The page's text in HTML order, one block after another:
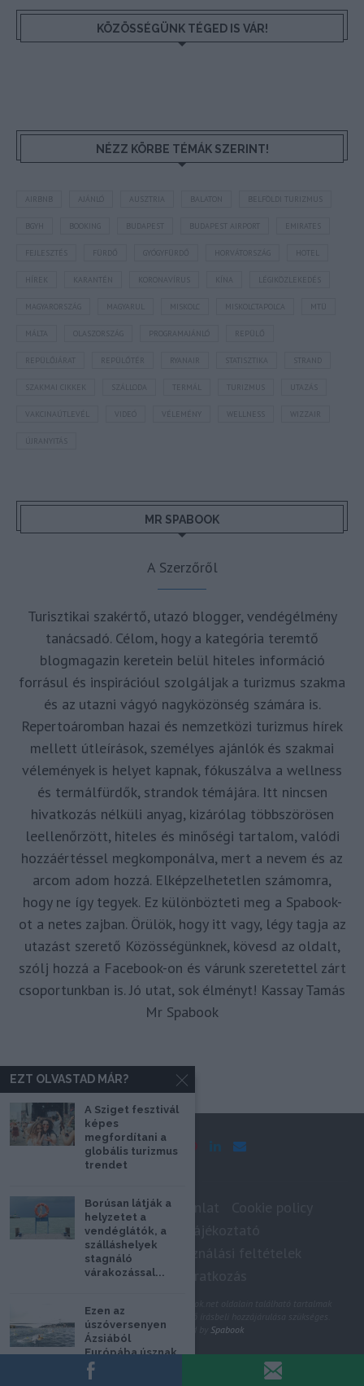
KÖZÖSSÉGÜNK TÉGED IS VÁR!
NÉZZ KÖRBE TÉMÁK SZERINT!
AUSZTRIA BALATON BELFÖLDI TURIZMUS
BUDAPEST BUDAPEST AIRPORT EMIRATES
FEJLESZTÉS HORVÁTORSZÁG HOTEL
KARANTÉN LÉGIKÖZLEKEDÉS
MAGYARORSZÁG MISKOLCTAPOLCA MTÜ
MÁLTA OLASZORSZÁG
REPÜLŐJÁRAT REPÜLŐTÉR STATISZTIKA STRAND
SZAKMAI CIKKEK SZÁLLODA TERMÁL TURIZMUS UTAZÁS
VAKCINAÚTLEVÉL WIZZAIR
ÚJRANYITÁS
MR SPABOOK
A Szerzőről
Turisztikai szakértő, utazó blogger, vendégélmény
tanácsadó. Célom, hogy a kategória teremtő
blogmagazin keretein belül hiteles információ
forrásul és inspirációul szolgáljak a turizmus szakma
és az utazni vágyó nagyközönség számára is.
Repertoáromban hazai és nemzetközi turizmus hírek
mellett útleírások, személyes ajánlók és szakmai
vélemények is helyet kapnak, fókuszálva a wellness
és termálfürdők, strandok témájára. Itt nincsen
hivatkozás nélküli anyag, kizárólag többszörösen
leellenőrzött, hiteles és minőségi tartalom, valódi
hozzáértéssel megkomponálva, mert a nevem és az
arcom adom hozzá. Elképzelhetetlen számomra,
hogy ne így tegyek. Ez különbözteti meg a Spabook-
ot a netes zajban. Örülök, hogy itt vagy, légy tagja az
utazást szerető Közösségünknek, kövesd az oldalt,
szólj hozzá a Facebook-on és várunk szeretettel zárt
csoportunkban is. Jó utat, sok élményt! Kassay Tamás
Mr Spabook
Impresszum Médiaajánlat
Adatkezelési tájékoztató
Szerzői jogok, felhasználási feltételek
Hírlevél feliratkozás
felhasználásához, újraközléséhez a szerző írásbeli hozzájárulása szükséges.
All Rights Reserved by
Spabook
EZT OLVASTAD MÁR?
A Sziget fesztivál
képes
megfordítani a
globális turizmus
trendet
Borúsan látják a
helyzetet a
vendéglátók, a
szálláshelyek
stagnáló
várakozással...
Ezen az
úszóversenyen
Ázsiából
Európába úsznak
a versenyzők